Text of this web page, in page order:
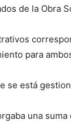
de la Obra
para
se está
una